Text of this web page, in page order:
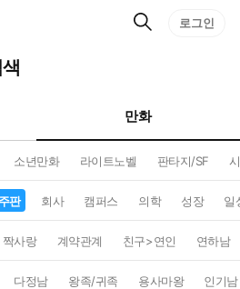
검
로그인
만화
소년만화 라이트노벨 판타지/SF
판 회사 캠퍼스 의학 성장 일
짝사랑 계약관계 친구>연인 연하남
다정남 왕족/귀족 용사마왕 인기남